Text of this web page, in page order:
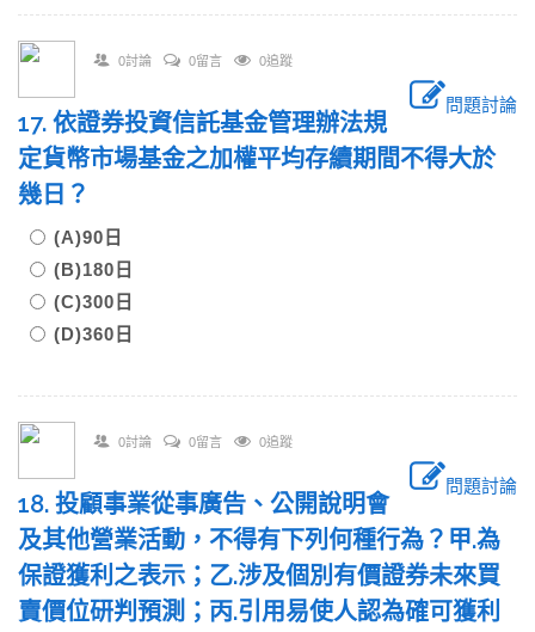
0討論 0留言 0追蹤
問題討論
17. 依證券投資信託基金管理辦法規
定貨幣市場基金之加權平均存續期間不得大於
幾日？
(A)90日
(B)180日
(C)300日
(D)360日
0討論 0留言 0追蹤
問題討論
18. 投顧事業從事廣告、公開說明會
及其他營業活動，不得有下列何種行為？甲.為
保證獲利之表示；乙.涉及個別有價證券未來買
賣價位研判預測；丙.引用易使人認為確可獲利